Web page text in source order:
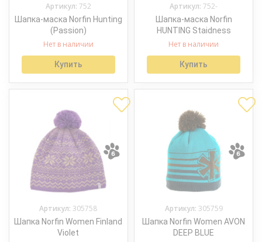
Артикул: 752
Шапка-маска Norfin Hunting
(Passion)
Нет в наличии
Купить
Артикул:752-
Шапка-маска Norfin
HUNTING Staidness
Нет в наличии
Купить
Артикул: 305758
Шапка Norfin Women Finland
Violet
Артикул: 305759
Шапка Norfin Women AVON
DEEP BLUE